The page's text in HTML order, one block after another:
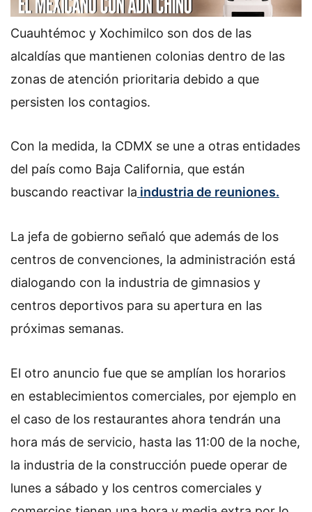
Cuauhtémoc y Xochimilco son dos de las
alcaldías que mantienen colonias dentro de las
zonas de atención prioritaria debido a que
persisten los contagios.
Con la medida, la CDMX se une a otras entidades
del país como Baja California, que están
buscando reactivar la industria de reuniones.
La jefa de gobierno señaló que además de los
centros de convenciones, la administración está
dialogando con la industria de gimnasios y
centros deportivos para su apertura en las
próximas semanas.
El otro anuncio fue que se amplían los horarios
en establecimientos comerciales, por ejemplo en
el caso de los restaurantes ahora tendrán una
hora más de servicio, hasta las 11:00 de la noche,
la industria de la construcción puede operar de
lunes a sábado y los centros comerciales y